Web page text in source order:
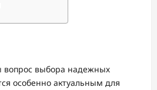
вопрос выбора надежных
особенно актуальным для